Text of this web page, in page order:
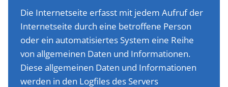
Die Internetseite erfasst mit jedem Aufruf der
Internetseite durch eine betroffene Person
oder ein automatisiertes System eine Reihe
von allgemeinen Daten und Informationen.
Diese allgemeinen Daten und Informationen
werden in den Logfiles des Servers